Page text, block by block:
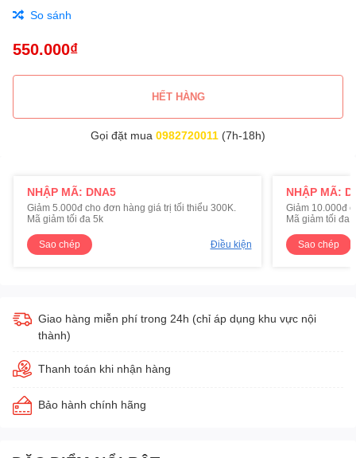
So sánh
550.000₫
HẾT HÀNG
Gọi đặt mua 0982720011 (7h-18h)
NHẬP MÃ: DNA5
Giảm 5.000đ cho đơn hàng giá trị tối thiểu 300K.
Mã giảm tối đa 5k
Sao chép Điều kiện
NHẬP MÃ:
Giảm 10.000đ
Mã giảm tối đa
Sao chép
Giao hàng miễn phí trong 24h (chỉ áp dụng khu vực nội
thành)
Thanh toán khi nhận hàng
Bảo hành chính hãng